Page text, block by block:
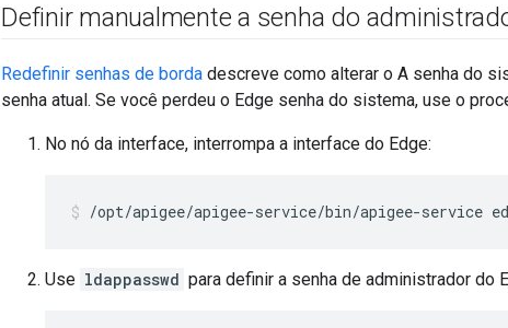
Definir manualmente a senha do
Redefinir senhas de borda descreve como alterar o A senha do
senha atual. Se você perdeu o Edge senha do sistema, use o
No nó da interface, interrompa a interface do Edge:
/opt/apigee/apigee-service/bin/apigee-service
Use ldappasswd para definir a senha de administrador do